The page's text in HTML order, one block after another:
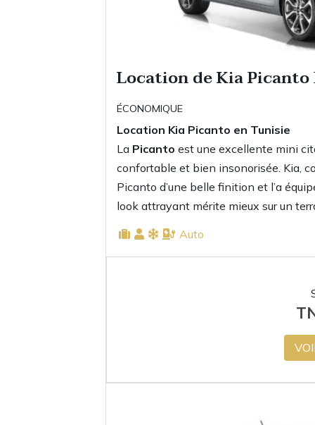
Location de Kia Picanto
ÉCONOMIQUE
Location Kia Picanto en Tunisie
La Picanto est une excellente mini
confortable et bien insonorisée. Kia,
Picanto d’une belle finition et l’a
look attrayant mérite mieux sur un
Auto